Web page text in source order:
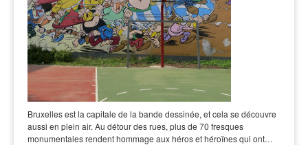
Bruxelles est la capitale de la bande dessinée, et cela se découvre
aussi en plein air. Au détour des rues, plus de 70 fresques
monumentales rendent hommage aux héros et héroïnes qui ont…